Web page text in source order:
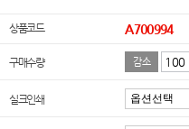
상품코드 A700994
구매수량 감소
실크인쇄